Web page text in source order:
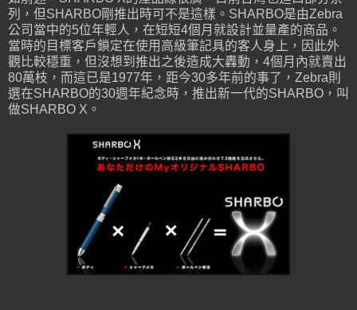
列，但SHARBO剛推出時可不是這樣。SHARBO是由Zebra
公司當中的5位年輕人，在短短4個月就設計並量產的商品。
當時的目標客戶鎖定在使用高級筆記具的客人身上，因此外
觀比較穩重，但沒想到推出之後造成大轟動，4個月內就賣出
80萬枝，而這已是1977年，距今30多年前的事了，Zebra則
選在SHARBO的30週年紀念時，推出新一代的SHARBO，叫
做SHARBO X。